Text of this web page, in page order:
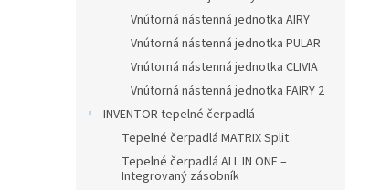
Vnútorná nástenná jednotka AIRY
Vnútorná nástenná jednotka PULAR
Vnútorná nástenná jednotka CLIVIA
Vnútorná nástenná jednotka FAIRY 2
INVENTOR tepelné čerpadlá
Tepelné čerpadlá MATRIX Split
Tepelné čerpadlá ALL IN ONE –
Integrovaný zásobník